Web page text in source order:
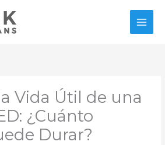
Vida Útil de una
¿Cuánto
Durar?